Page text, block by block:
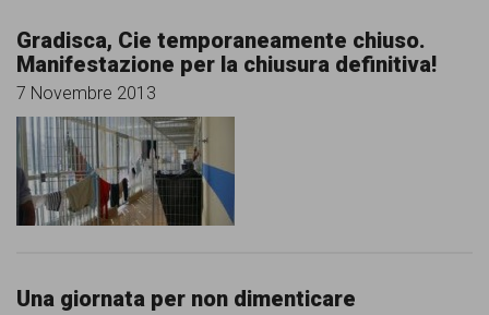
Gradisca, Cie temporaneamente chiuso.
Manifestazione per la chiusura definitiva!
7 Novembre 2013
Una giornata per non dimenticare